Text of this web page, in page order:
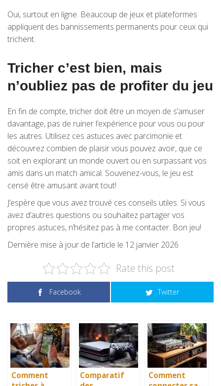
Oui, surtout en ligne. Beaucoup de jeux et plateformes
appliquent des bannissements permanents pour ceux qui
trichent.
Tricher c’est bien, mais
n’oubliez pas de profiter du jeu
En fin de compte, tricher doit être un moyen de s’amuser
davantage, pas de ruiner l’expérience pour vous ou pour
les autres. Utilisez ces astuces avec parcimonie et
découvrez combien de plaisir vous pouvez avoir, que ce
soit en explorant un monde ouvert ou en surpassant vos
amis dans un match amical. Souvenez-vous, le jeu est
censé être amusant avant tout!
J’espère que vous avez trouvé ces conseils utiles. Si vous
avez d’autres questions ou souhaitez partager vos
propres astuces, n’hésitez pas à me contacter. Bon jeu!
Dernière mise à jour de l’article le 12 janvier 2026
Rate this post
Facebook Twitter
Comment
Comparatif
Comment